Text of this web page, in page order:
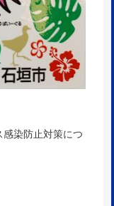
感染防止対策につ